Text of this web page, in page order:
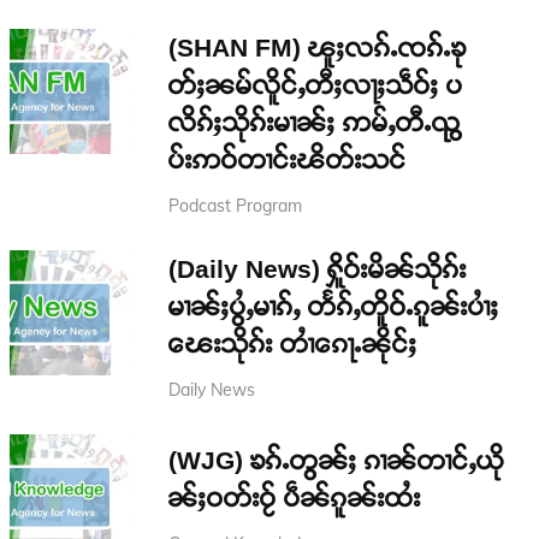
(SHAN FM) ၽူႈလၵ်ႉၸၵ်ႉၶု
တ်ႈၼမ်လိူင်ႇတီႈလႃႈသဵဝ်ႈ ပ
လိၵ်ႈသိုၵ်းမၢၼ်ႈ ဢမ်ႇတီႉၺွ
ပ်းဢဝ်တၢင်းၽိတ်းသင်
Podcast Program
(Daily News) ႁိူဝ်းမိၼ်သိုၵ်း
မၢၼ်ႈပွႆႇမၢၵ်ႇ တႅၵ်ႇတိူဝ်ႉၵူၼ်းပၢႆႈ
ၽေးသိုၵ်း တၢႆၵေႃႉၼိုင်ႈ
Daily News
(WJG) ၶၵ်ႉတွၼ်ႈ ၵၢၼ်တၢင်ႇယို
ၼ်ႈဝတ်းဝႂ် ပဵၼ်ၵူၼ်းထႆး